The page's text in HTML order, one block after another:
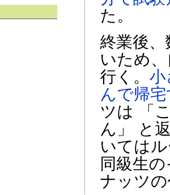
た。
終業後
いため
行く。 小
んで帰
ツは 「
ん」 と
いては
同級生
ナッツ